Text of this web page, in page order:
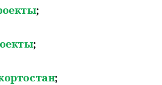
;
;
;